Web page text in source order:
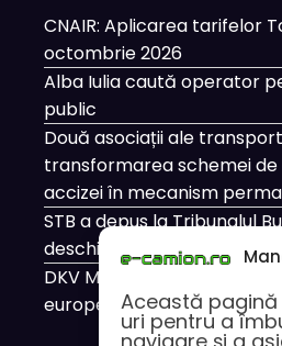
Această
uri pentru a
CNAIR: Aplicarea tarifelor
octombrie 2026
Alba Iulia caută operator
public
Două asociații ale
transformarea schemei
accizei în mecanism
STB a depus la Tribunalul
deschiderii procedurii de
DKV Mobility și Shell își
european